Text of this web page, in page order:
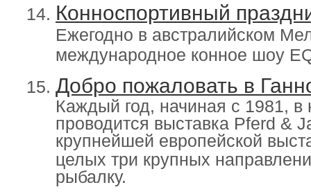
Конноспортивный
Ежегодно в австралийском
международное конное шоу
Добро пожаловать в
Каждый год, начиная с 1981, в
проводится выставка Pferd &
крупнейшей европейской
целых три крупных
рыбалку.